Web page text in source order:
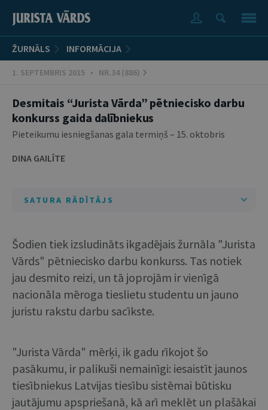
ŽURNĀLS INFORMĀCIJA
1. SEPTEMBRIS 2015 • NR.34 (886)
Desmitais “Jurista Vārda” pētniecisko darbu
konkurss gaida dalībniekus
Pieteikumu iesniegšanas gala termiņš – 15. oktobris
DINA GAILĪTE
SATURA RĀDĪTĀJS
Šodien tiek izsludināts ikgadējais žurnāla "Jurista
Vārds" pētniecisko darbu konkurss. Tas notiek
jau desmito reizi, un tā joprojām ir vienīgā
nacionāla mēroga tieslietu studentu un jauno
juristu rakstu darbu sacīkste.
"Jurista Vārda" mērķi, ik gadu rīkojot šo
pasākumu, ir palikuši nemainīgi: iesaistīt jaunos
tiesībniekus Latvijas tiesību sistēmai būtisku
jautājumu apspriešanā, kā arī meklēt un plašākai